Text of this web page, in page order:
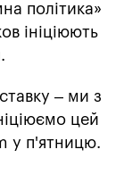
політика»
ініціюють
– ми з
цей
у п'ятницю.